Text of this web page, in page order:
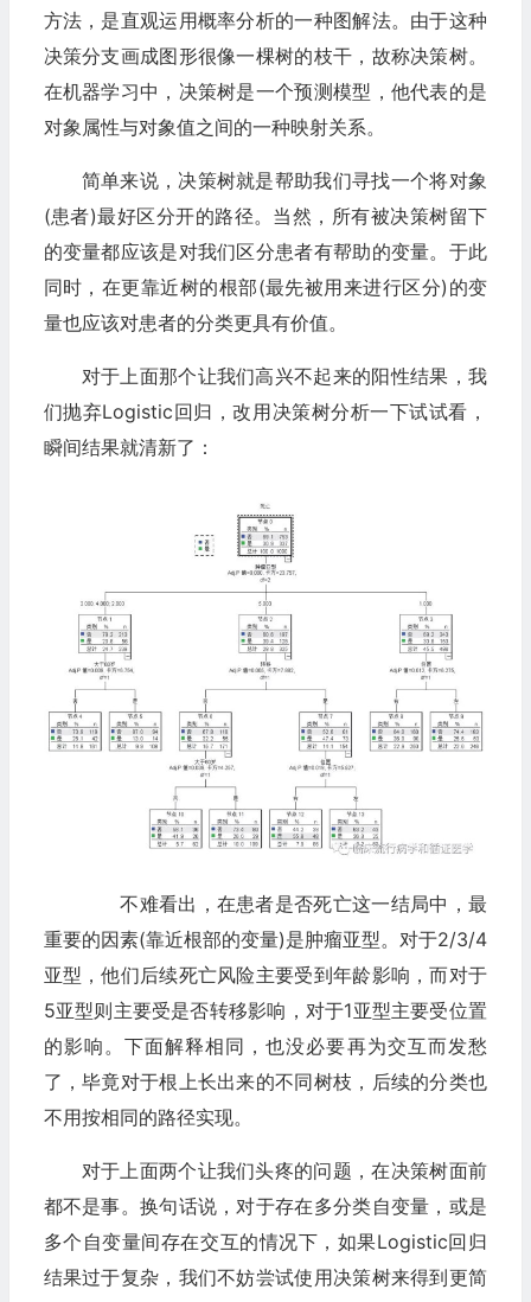
方法，是直观运用概率分析的一种图解法。由于这种
决策分支画成图形很像一棵树的枝干，故称决策树。
在机器学习中，决策树是一个预测模型，他代表的是
对象属性与对象值之间的一种映射关系。
简单来说，决策树就是帮助我们寻找一个将对象
(患者)最好区分开的路径。当然，所有被决策树留下
的变量都应该是对我们区分患者有帮助的变量。于此
同时，在更靠近树的根部(最先被用来进行区分)的变
量也应该对患者的分类更具有价值。
对于上面那个让我们高兴不起来的阳性结果，我
们抛弃Logistic回归，改用决策树分析一下试试看，
瞬间结果就清新了：
不难看出，在患者是否死亡这一结局中，最
重要的因素(靠近根部的变量)是肿瘤亚型。对于2/3/4
亚型，他们后续死亡风险主要受到年龄影响，而对于
5亚型则主要受是否转移影响，对于1亚型主要受位置
的影响。下面解释相同，也没必要再为交互而发愁
了，毕竟对于根上长出来的不同树枝，后续的分类也
不用按相同的路径实现。
对于上面两个让我们头疼的问题，在决策树面前
都不是事。换句话说，对于存在多分类自变量，或是
多个自变量间存在交互的情况下，如果Logistic回归
结果过于复杂，我们不妨尝试使用决策树来得到更简